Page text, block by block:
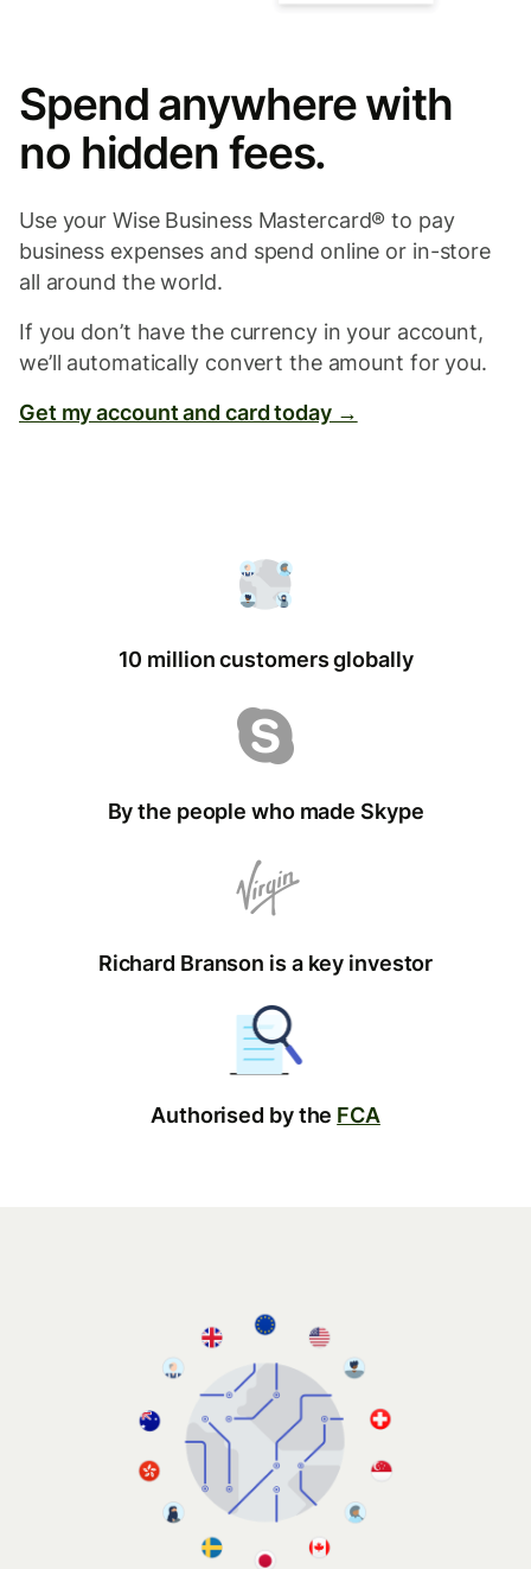
Spend anywhere with
no hidden fees.
Use your Wise Business Mastercard® to pay
business expenses and spend online or in-store
all around the world.
If you don’t have the currency in your account,
we’ll automatically convert the amount for you.
Get my account and card today →
10 million customers globally
By the people who made Skype
Richard Branson is a key investor
Authorised by the FCA